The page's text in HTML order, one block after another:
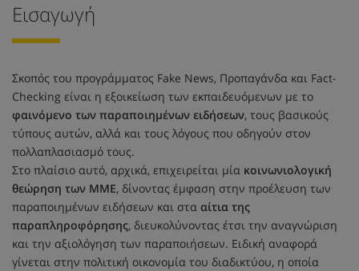
Εισαγωγή
Σκοπός του προγράμματος Fake News, Προπαγάνδα και Fact-
Checking είναι η εξοικείωση των εκπαιδευόμενων με το
φαινόμενο των παραποιημένων ειδήσεων, τους βασικούς
τύπους αυτών, αλλά και τους λόγους που οδηγούν στον
πολλαπλασιασμό τους.
Στο πλαίσιο αυτό, αρχικά, επιχειρείται μία κοινωνιολογική
θεώρηση των ΜΜΕ, δίνοντας έμφαση στην προέλευση των
παραποιημένων ειδήσεων και στα αίτια της
παραπληροφόρησης, διευκολύνοντας έτσι την αναγνώριση
και την αξιολόγηση των παραποιήσεων. Ειδική αναφορά
γίνεται στην πολιτική οικονομία του διαδικτύου, η οποία